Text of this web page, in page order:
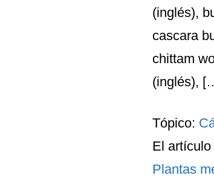
(inglés),
cascara
chittam
(inglés),
Tópico:
El artículo
Plantas